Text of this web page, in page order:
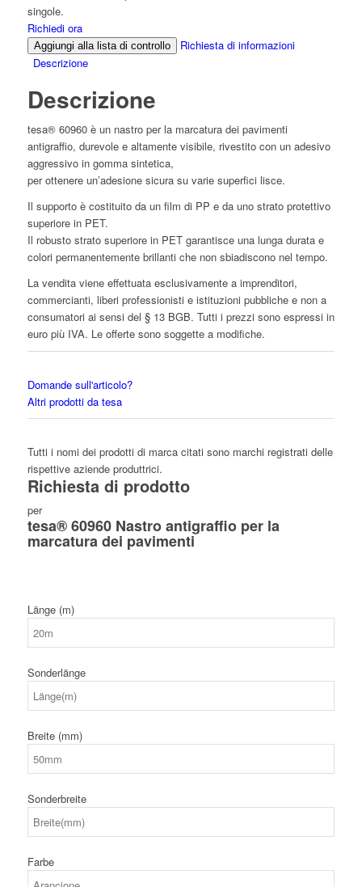
singole.
Richiedi ora
Aggiungi alla lista di controllo
Richiesta di informazioni
Descrizione
Descrizione
tesa® 60960 è un nastro per la marcatura dei pavimenti
antigraffio, durevole e altamente visibile, rivestito con un adesivo
aggressivo in gomma sintetica,
per ottenere un’adesione sicura su varie superfici lisce.
Il supporto è costituito da un film di PP e da uno strato protettivo
superiore in PET.
Il robusto strato superiore in PET garantisce una lunga durata e
colori permanentemente brillanti che non sbiadiscono nel tempo.
La vendita viene effettuata esclusivamente a imprenditori,
commercianti, liberi professionisti e istituzioni pubbliche e non a
consumatori ai sensi del § 13 BGB. Tutti i prezzi sono espressi in
euro più IVA. Le offerte sono soggette a modifiche.
Domande sull'articolo?
Altri prodotti da tesa
Tutti i nomi dei prodotti di marca citati sono marchi registrati delle
rispettive aziende produttrici.
Richiesta di prodotto
per
tesa® 60960 Nastro antigraffio per la
marcatura dei pavimenti
Länge (m)
Sonderlänge
Breite (mm)
Sonderbreite
Farbe